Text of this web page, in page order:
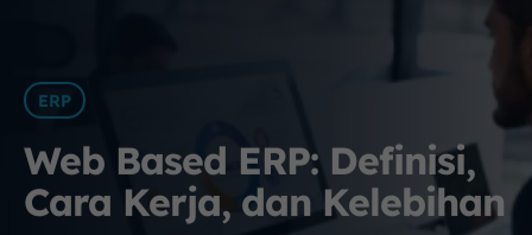
ERP
Web Based ERP: Definisi,
Cara Kerja, dan Kelebihan